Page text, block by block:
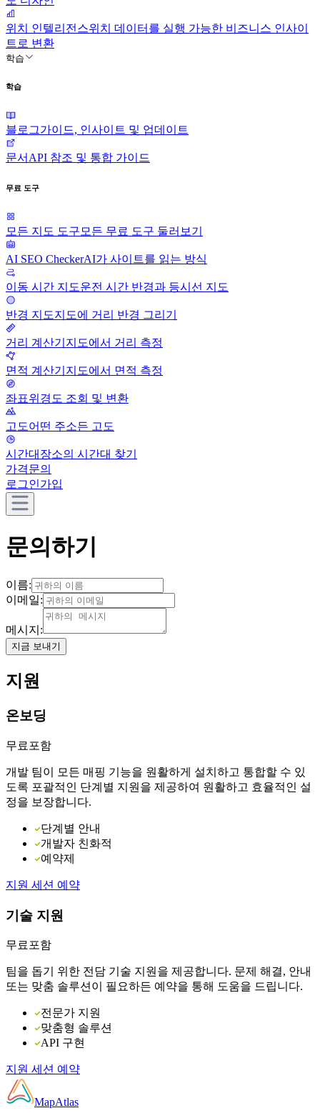
위치 인텔리전스위치 데이터를 실행 가능한 비즈니스 인사이
트로 변환
학습
학습
블로그가이드, 인사이트 및 업데이트
문서API 참조 및 통합 가이드
무료 도구
모든 지도 도구 모든 무료 도구 둘러보기
AI SEO CheckerAI가 사이트를 읽는 방식
이동 시간 지도운전 시간 반경과 등시선 지도
반경 지도지도에 거리 반경 그리기
거리 계산기 지도에서 거리 측정
면적 계산기 지도에서 면적 측정
좌표위경도 조회 및 변환
고도어떤 주소든 고도
시간대 장소의 시간대 찾기
가격문의
로그인가입
문의하기
이름:
이메일:
메시지:
지금 보내기
지원
온보딩
무료 포함
개발 팀이 모든 매핑 기능을 원활하게 설치하고 통합할 수 있
도록 포괄적인 단계별 지원을 제공하여 원활하고 효율적인 설
정을 보장합니다.
단계별 안내
개발자 친화적
예약제
지원 세션 예약
기술 지원
무료 포함
팀을 돕기 위한 전담 기술 지원을 제공합니다. 문제 해결, 안내
또는 맞춤 솔루션이 필요하든 예약을 통해 도움을 드립니다.
전문가 지원
맞춤형 솔루션
API 구현
지원 세션 예약
MapAtlas